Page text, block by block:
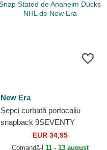
New Era
Șepci curbată portocaliu
snapback 9SEVENTY
Stretch Snap Stated de
Anaheim Ducks NHL de New
EUR 34,95
Comandă-l 11 - 13 august